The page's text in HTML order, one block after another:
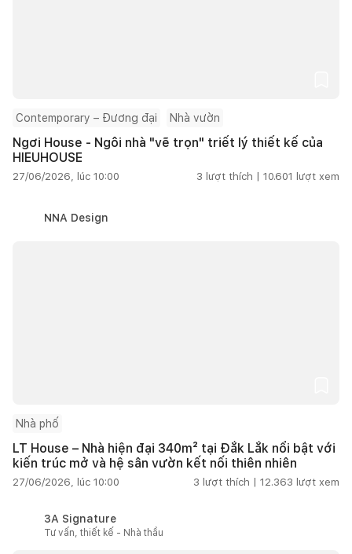
Contemporary – Đương đại Nhà vườn
Ngơi House - Ngôi nhà "vẽ trọn" triết lý thiết kế của
HIEUHOUSE
27/06/2026, lúc 10:00 3 lượt thích | 10.601 lượt xem
NNA Design
Nhà phố
LT House – Nhà hiện đại 340m² tại Đắk Lắk nổi bật với
kiến trúc mở và hệ sân vườn kết nối thiên nhiên
27/06/2026, lúc 10:00 3 lượt thích | 12.363 lượt xem
3A Signature
Tư vấn, thiết kế - Nhà thầu